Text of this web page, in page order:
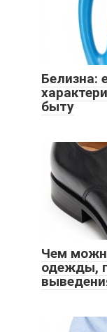
Белизна:
быту
Чем
одежды,